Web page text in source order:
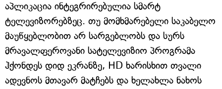
აპლიკაცია ინტეგრირებულია სმარტ
ტელევიზორებზეც. თუ მომხმარებელი საკაბელო
მაუწყებლობით არ სარგებლობს და სურს
მრავალფეროვანი სატელევიზიო პროგრამა
ჰქონდეს დიდ ეკრანზე, HD ხარისხით თვალი
ადევნოს მთავარ მატჩებს და ხელახლა ნახოს